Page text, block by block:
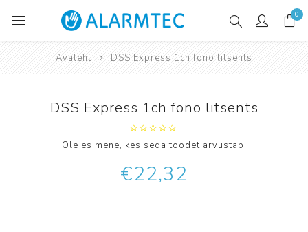
0
Avaleht DSS Express 1ch fono litsents
DSS Express 1ch fono litsents
Ole esimene, kes seda toodet arvustab!
€22,32